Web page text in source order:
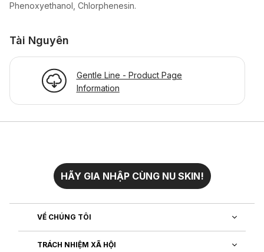
Phenoxyethanol, Chlorphenesin.
Tài Nguyên
Gentle Line - Product Page
Information
HÃY GIA NHẬP CÙNG NU SKIN!
VỀ CHÚNG TÔI
TRÁCH NHIỆM XÃ HỘI